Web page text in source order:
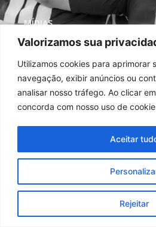
Valorizamos sua
Utilizamos cookies para aprimorar
navegação, exibir anúncios ou
analisar nosso tráfego. Ao clicar
concorda com nosso uso de
Rejeitar
Aceitar
MÍDIAS
REDES SOCIAIS